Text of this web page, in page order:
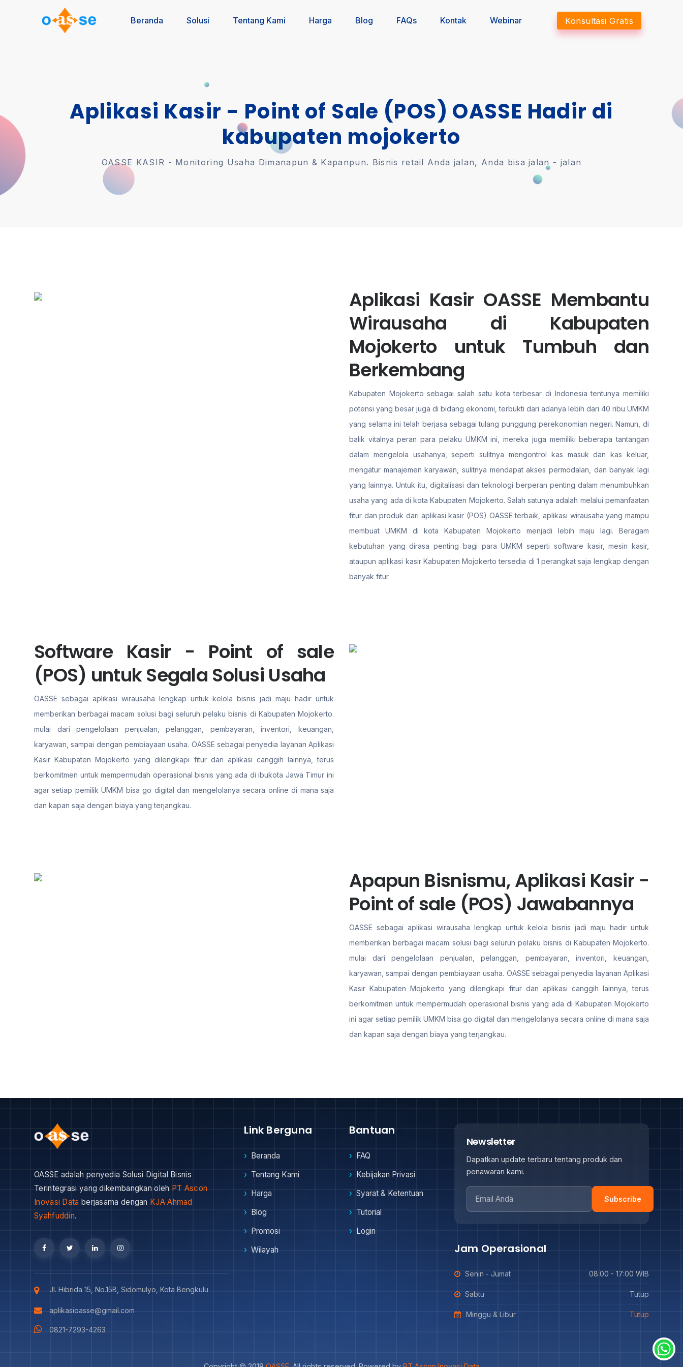
Beranda Solusi Tentang Kami Harga Blog FAQs Kontak Webinar Konsultasi Gratis
Aplikasi Kasir - Point of Sale (POS) OASSE Hadir di
kabupaten mojokerto
OASSE KASIR - Monitoring Usaha Dimanapun & Kapanpun. Bisnis retail Anda jalan, Anda bisa jalan - jalan
Aplikasi Kasir OASSE Membantu
Wirausaha di Kabupaten
Mojokerto untuk Tumbuh dan
Berkembang
Kabupaten Mojokerto sebagai salah satu kota terbesar di Indonesia tentunya memiliki
potensi yang besar juga di bidang ekonomi, terbukti dari adanya lebih dari 40 ribu UMKM
yang selama ini telah berjasa sebagai tulang punggung perekonomian negeri. Namun, di
balik vitalnya peran para pelaku UMKM ini, mereka juga memiliki beberapa tantangan
dalam mengelola usahanya, seperti sulitnya mengontrol kas masuk dan kas keluar,
mengatur manajemen karyawan, sulitnya mendapat akses permodalan, dan banyak lagi
yang lainnya. Untuk itu, digitalisasi dan teknologi berperan penting dalam menumbuhkan
usaha yang ada di kota Kabupaten Mojokerto. Salah satunya adalah melalui pemanfaatan
fitur dan produk dari aplikasi kasir (POS) OASSE terbaik, aplikasi wirausaha yang mampu
membuat UMKM di kota Kabupaten Mojokerto menjadi lebih maju lagi. Beragam
kebutuhan yang dirasa penting bagi para UMKM seperti software kasir, mesin kasir,
ataupun aplikasi kasir Kabupaten Mojokerto tersedia di 1 perangkat saja lengkap dengan
banyak fitur.
Software Kasir - Point of sale
(POS) untuk Segala Solusi Usaha
OASSE sebagai aplikasi wirausaha lengkap untuk kelola bisnis jadi maju hadir untuk
memberikan berbagai macam solusi bagi seluruh pelaku bisnis di Kabupaten Mojokerto.
mulai dari pengelolaan penjualan, pelanggan, pembayaran, inventori, keuangan,
karyawan, sampai dengan pembiayaan usaha. OASSE sebagai penyedia layanan Aplikasi
Kasir Kabupaten Mojokerto yang dilengkapi fitur dan aplikasi canggih lainnya, terus
berkomitmen untuk mempermudah operasional bisnis yang ada di ibukota Jawa Timur ini
agar setiap pemilik UMKM bisa go digital dan mengelolanya secara online di mana saja
dan kapan saja dengan biaya yang terjangkau.
Apapun Bisnismu, Aplikasi Kasir -
Point of sale (POS) Jawabannya
OASSE sebagai aplikasi wirausaha lengkap untuk kelola bisnis jadi maju hadir untuk
memberikan berbagai macam solusi bagi seluruh pelaku bisnis di Kabupaten Mojokerto.
mulai dari pengelolaan penjualan, pelanggan, pembayaran, inventori, keuangan,
karyawan, sampai dengan pembiayaan usaha. OASSE sebagai penyedia layanan Aplikasi
Kasir Kabupaten Mojokerto yang dilengkapi fitur dan aplikasi canggih lainnya, terus
berkomitmen untuk mempermudah operasional bisnis yang ada di Kabupaten Mojokerto
ini agar setiap pemilik UMKM bisa go digital dan mengelolanya secara online di mana saja
dan kapan saja dengan biaya yang terjangkau.
OASSE adalah penyedia Solusi Digital Bisnis
Terintegrasi yang dikembangkan oleh PT Ascon
Inovasi Data berjasama dengan KJA Ahmad
Syahfuddin.
Jl. Hibrida 15, No.15B, Sidomulyo, Kota Bengkulu
aplikasioasse@gmail.com
0821-7293-4263
Link Berguna
Beranda
Tentang Kami
Harga
Blog
Promosi
Wilayah
Bantuan
FAQ
Kebijakan Privasi
Syarat & Ketentuan
Tutorial
Login
Newsletter
Dapatkan update terbaru tentang produk dan
penawaran kami.
Subscribe
Jam Operasional
Senin - Jumat 08:00 - 17:00 WIB
Sabtu Tutup
Minggu & Libur Tutup